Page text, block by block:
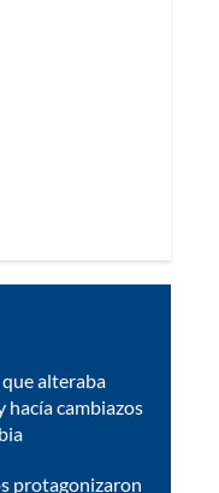
alteraba
hacía cambiazos
protagonizaron